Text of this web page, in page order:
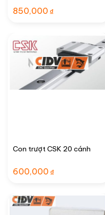
850,000 ₫
Con trượt CSK 20 cánh
600,000 ₫